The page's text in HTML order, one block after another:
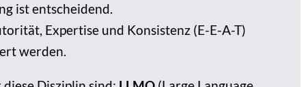
ist entscheidend.
Expertise und Konsistenz (E-E-A-T)
werden.